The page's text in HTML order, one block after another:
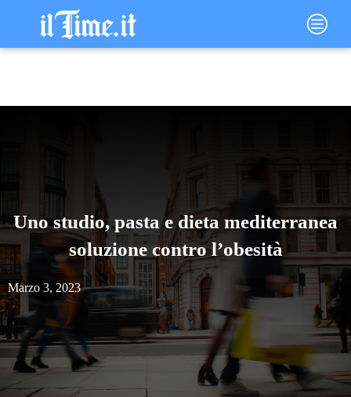
contenuto
Main
Menu
Uno studio, pasta e dieta mediterranea
soluzione contro l’obesità
Marzo 3, 2023